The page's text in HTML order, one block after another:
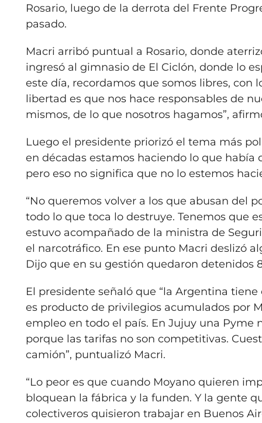
Rosario, luego de la derrota del Frente
pasado.
Macri arribó puntual a Rosario, donde
ingresó al gimnasio de El Ciclón, donde lo
este día, recordamos que somos libres,
libertad es que nos hace responsables de
mismos, de lo que nosotros hagamos”,
Luego el presidente priorizó el tema más
en décadas estamos haciendo lo que había
pero eso no significa que no lo estemos
“No queremos volver a los que abusan del
todo lo que toca lo destruye. Tenemos que
estuvo acompañado de la ministra de
el narcotráfico. En ese punto Macri deslizó
Dijo que en su gestión quedaron detenidos
El presidente señaló que “la Argentina
es producto de privilegios acumulados por
empleo en todo el país. En Jujuy una Pyme
porque las tarifas no son competitivas.
camión”, puntualizó Macri.
“Lo peor es que cuando Moyano quieren
bloquean la fábrica y la funden. Y la gente
colectiveros quisieron trabajar en Buenos